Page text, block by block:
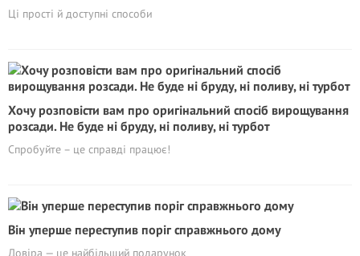
Ці прості й доступні способи
Хочу розповісти вам про оригінальний спосіб вирощування
розсади. Не буде ні бруду, ні поливу, ні турбот
Спробуйте – це справді працює!
Він уперше переступив поріг справжнього дому
Довіра — це найбільший подарунок